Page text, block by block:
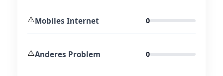
⚠️Mobiles Internet 0
⚠️Anderes Problem 0